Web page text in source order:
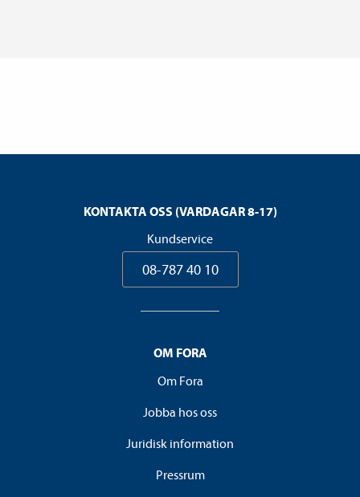
KONTAKTA OSS (VARDAGAR 8-17)
Kundservice
08-787 40 10
OM FORA
Om Fora
Jobba hos oss
Juridisk information
Pressrum